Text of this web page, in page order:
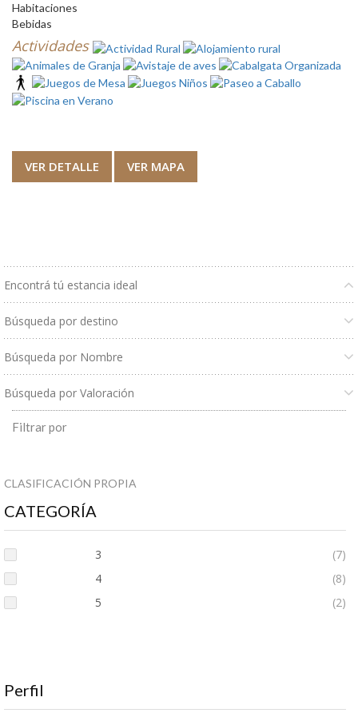
Habitaciones
Bebidas
Actividades
VER DETALLE VER MAPA
Encontrá tú estancia ideal
Búsqueda por destino
Búsqueda por Nombre
Búsqueda por Valoración
Filtrar por
CLASIFICACIÓN PROPIA
CATEGORÍA
3
(7)
4
(8)
5
(2)
Perfil